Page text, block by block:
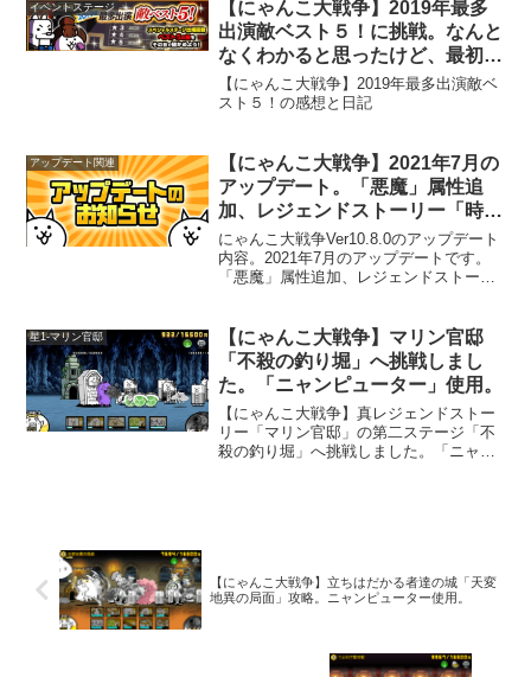
離が短く、少し前進するとこの攻撃を受
けて呪いが掛かってしまいます。その
為、敵城からの攻撃が届かない、自分の
城の手前あたりで序盤は戦闘を行い、敵
が減ってきたら呪いを受けながらも前進
します。敵はこの特殊な城を除けば、全
イベントステージ
【にゃんこ大戦争】2019年最多
出演敵ベスト５！に挑戦。なんと
なくわかると思ったけど、最初か
ら予想外した。
【にゃんこ大戦争】2019年最多出演敵ベ
スト５！の感想と日記
アップデート関連
【にゃんこ大戦争】2021年7月の
アップデート。「悪魔」属性追
加、レジェンドストーリー「時空
のゆがみ」追加、ユーザーランク
報酬追加など。
にゃんこ大戦争Ver10.8.0のアップデート
内容。2021年7月のアップデートです。
「悪魔」属性追加、レジェンドストーリ
ジの待機時間を短縮出来る機能も追加さ
れました。
星1-マリン官邸
【にゃんこ大戦争】マリン官邸
「不殺の釣り堀」へ挑戦しまし
た。「ニャンピューター」使用。
【にゃんこ大戦争】真レジェンドストー
リー「マリン官邸」の第二ステージ「不
殺の釣り堀」へ挑戦しました。「ニャン
【にゃんこ大戦争】立ちはだかる者達の城「天変
地異の局面」攻略。ニャンピューター使用。